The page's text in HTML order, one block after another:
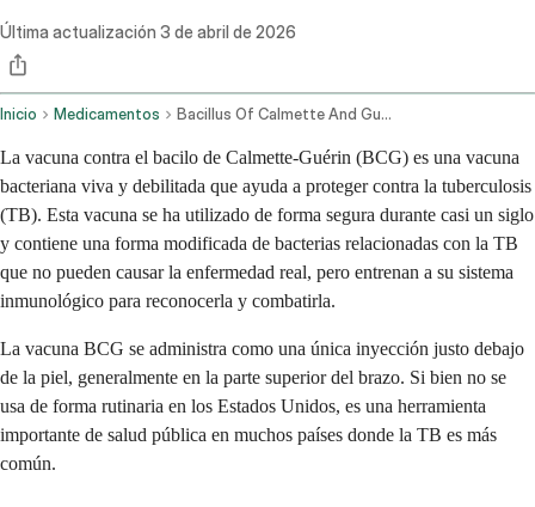
Última actualización 3 de abril de 2026
Inicio Medicamentos Bacillus Of Calmette And Guerin Vaccine Live Intradermal Route
La vacuna contra el bacilo de Calmette-Guérin (BCG) es una vacuna
bacteriana viva y debilitada que ayuda a proteger contra la tuberculosis
(TB). Esta vacuna se ha utilizado de forma segura durante casi un siglo
y contiene una forma modificada de bacterias relacionadas con la TB
que no pueden causar la enfermedad real, pero entrenan a su sistema
inmunológico para reconocerla y combatirla.
La vacuna BCG se administra como una única inyección justo debajo
de la piel, generalmente en la parte superior del brazo. Si bien no se
usa de forma rutinaria en los Estados Unidos, es una herramienta
importante de salud pública en muchos países donde la TB es más
común.